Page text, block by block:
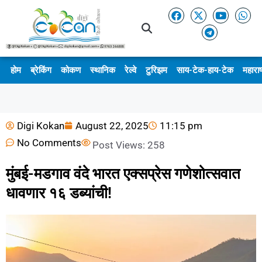
होम ब्रेकिंग कोकण स्थानिक रेल्वे टुरिझम साय-टेक-हाय-टेक
Digi Kokan August 22, 2025
11:15 pm
No Comments
Post Views: 258
मुंबई-मडगाव वंदे भारत एक्सप्रेस गणेशोत्सवात
धावणार १६ डब्यांची!